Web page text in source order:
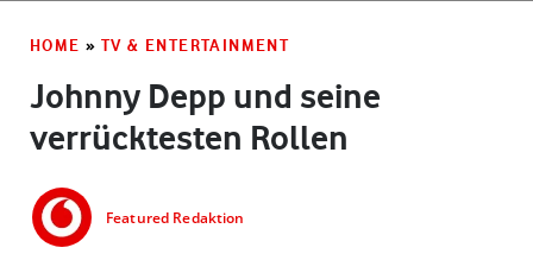
HOME » TV & ENTERTAINMENT
Johnny Depp und seine
verrücktesten Rollen
Featured Redaktion